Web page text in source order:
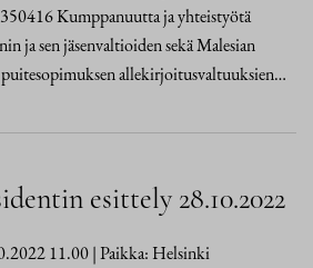
Kumppanuutta ja yhteistyötä
ja sen jäsenvaltioiden sekä Malesian
allekirjoitusvaltuuksien…
esittely 28.10.2022
11.00 | Paikka: Helsinki